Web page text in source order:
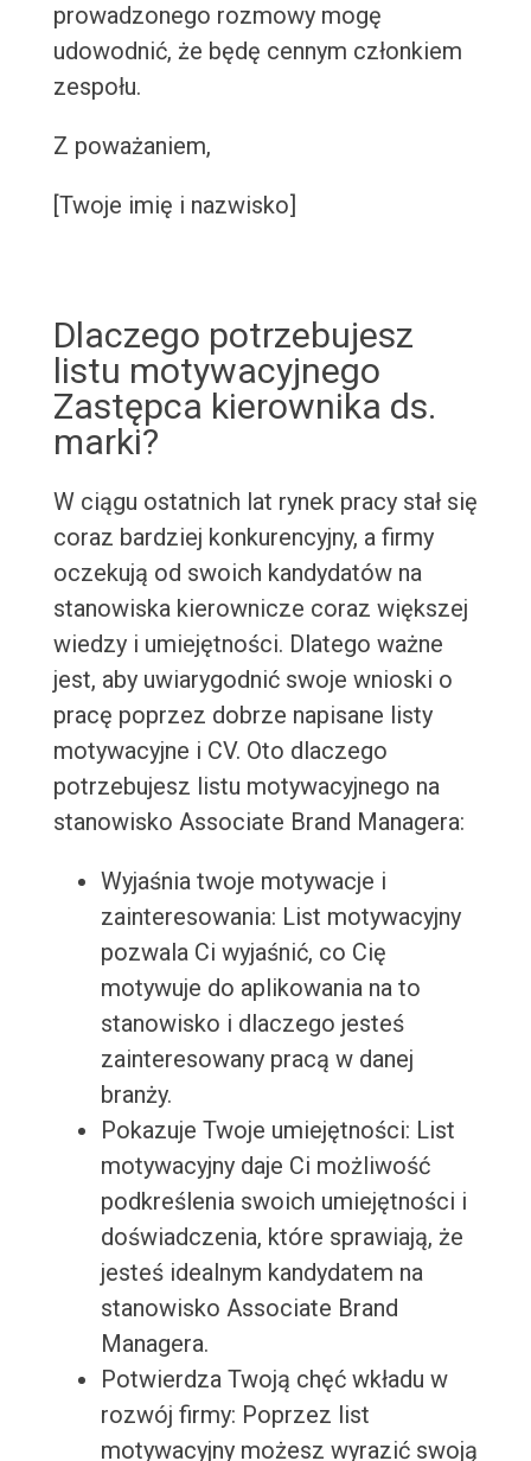
prowadzonego rozmowy mogę
udowodnić, że będę cennym członkiem
zespołu.
Z poważaniem,
[Twoje imię i nazwisko]
Dlaczego potrzebujesz
listu motywacyjnego
Zastępca kierownika ds.
marki?
W ciągu ostatnich lat rynek pracy stał się
coraz bardziej konkurencyjny, a firmy
oczekują od swoich kandydatów na
stanowiska kierownicze coraz większej
wiedzy i umiejętności. Dlatego ważne
jest, aby uwiarygodnić swoje wnioski o
pracę poprzez dobrze napisane listy
motywacyjne i CV. Oto dlaczego
potrzebujesz listu motywacyjnego na
stanowisko Associate Brand Managera:
Wyjaśnia twoje motywacje i
zainteresowania: List motywacyjny
pozwala Ci wyjaśnić, co Cię
motywuje do aplikowania na to
stanowisko i dlaczego jesteś
zainteresowany pracą w danej
branży.
Pokazuje Twoje umiejętności: List
motywacyjny daje Ci możliwość
podkreślenia swoich umiejętności i
doświadczenia, które sprawiają, że
jesteś idealnym kandydatem na
stanowisko Associate Brand
Managera.
Potwierdza Twoją chęć wkładu w
rozwój firmy: Poprzez list
motywacyjny możesz wyrazić swoją